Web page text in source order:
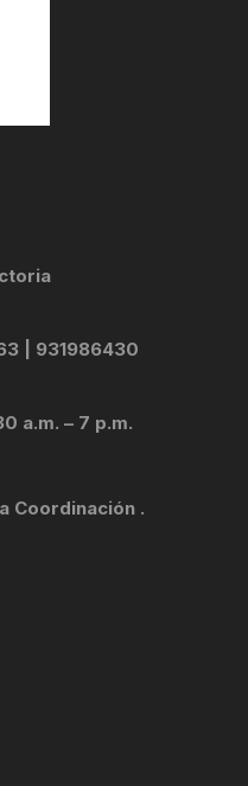
| 931986430
a.m. – 7 p.m.
Coordinación .